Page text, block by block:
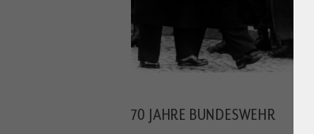
70 JAHRE BUNDESWEHR